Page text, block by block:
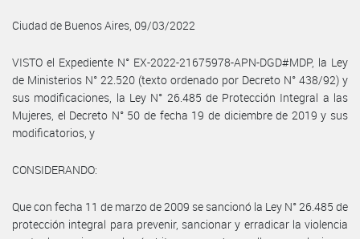
Ciudad de Buenos Aires, 09/03/2022
VISTO el Expediente N° EX-2022-21675978-APN-DGD#MDP, la Ley
de Ministerios N° 22.520 (texto ordenado por Decreto N° 438/92) y
sus modificaciones, la Ley N° 26.485 de Protección Integral a las
Mujeres, el Decreto N° 50 de fecha 19 de diciembre de 2019 y sus
modificatorios, y
CONSIDERANDO:
Que con fecha 11 de marzo de 2009 se sancionó la Ley N° 26.485 de
protección integral para prevenir, sancionar y erradicar la violencia